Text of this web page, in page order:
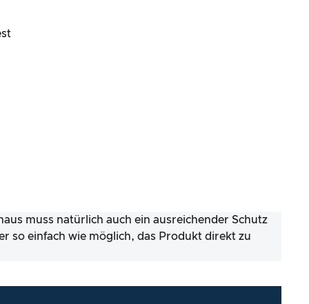
muss natürlich auch ein ausreichender Schutz
so einfach wie möglich, das Produkt direkt zu